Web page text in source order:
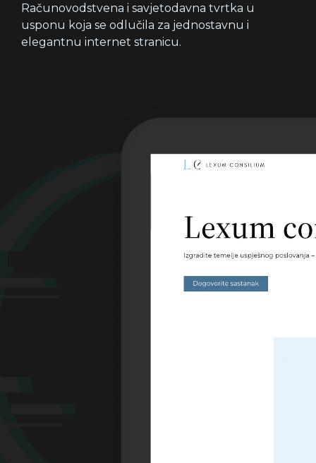
Računovodstvena i savjetodavna tvrtka u
usponu koja se odlučila za jednostavnu i
elegantnu internet stranicu.